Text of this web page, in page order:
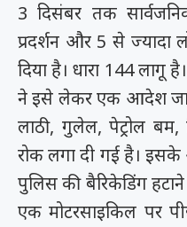
3 दिसंबर तक
प्रदर्शन और 5 से ज्यादा
दिया है। धारा 144 लागू
ने इसे लेकर एक आदेश
लाठी, गुलेल, पेट्रोल बम,
रोक लगा दी गई है।
पुलिस की बैरिकेडिंग
एक मोटरसाइकिल पर